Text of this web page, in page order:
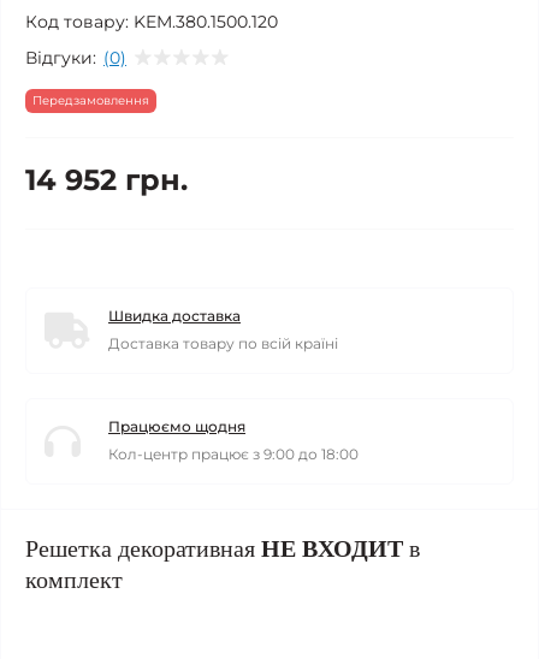
Код товару: KEM.380.1500.120
Відгуки: (0)
Передзамовлення
14 952 грн.
Швидка доставка
Доставка товару по всій країні
Працюємо щодня
Кол-центр працює з 9:00 до 18:00
Решетка декоративная НЕ ВХОДИТ в
комплект